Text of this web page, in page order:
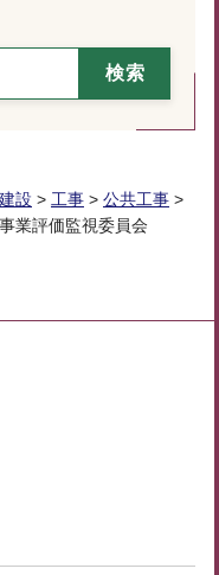
設 > 工事 > 公共工事 >
業評価監視委員会